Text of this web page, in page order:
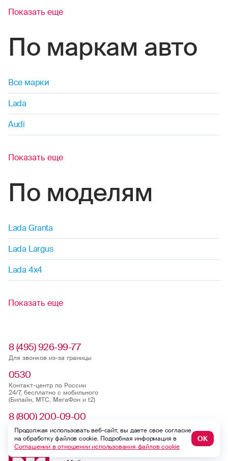
Показать еще
По маркам авто
Все марки
Lada
Audi
Показать еще
По моделям
Lada Granta
Lada Largus
Lada 4x4
Показать еще
8 (495) 926-99-77
Для звонков из-за границы
0530
Контакт-центр по России
24/7, бесплатно с мобильного
(Билайн, МТС, МегаФон и t2)
8 (800) 200-09-00
Контакт-центр по России
24/7, звонок бесплатный
Продолжая использовать веб-сайт, вы даете свое согласие
на обработку файлов cookie. Подробная информация в
Соглашении в отношении использования файлов cookie
ОК